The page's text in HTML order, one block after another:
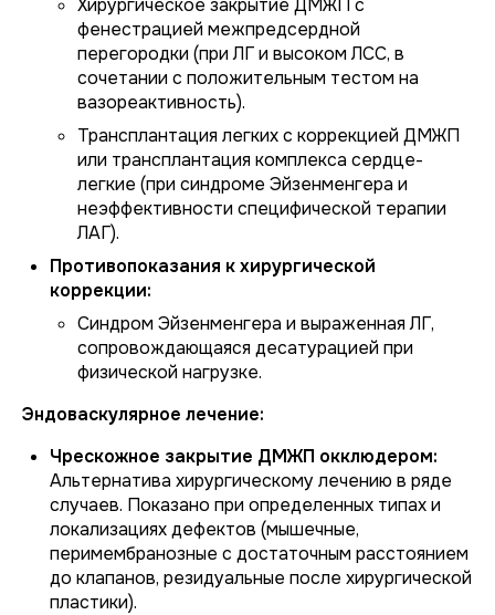
Хирургическое закрытие ДМЖП с
фенестрацией межпредсердной
перегородки (при ЛГ и высоком ЛСС, в
сочетании с положительным тестом на
вазореактивность).
Трансплантация легких с коррекцией ДМЖП
или трансплантация комплекса сердце-
легкие (при синдроме Эйзенменгера и
неэффективности специфической терапии
ЛАГ).
Противопоказания к хирургической
коррекции:
Синдром Эйзенменгера и выраженная ЛГ,
сопровождающаяся десатурацией при
физической нагрузке.
Эндоваскулярное лечение:
Чрескожное закрытие ДМЖП окклюдером:
Альтернатива хирургическому лечению в ряде
случаев. Показано при определенных типах и
локализациях дефектов (мышечные,
перимембранозные с достаточным расстоянием
до клапанов, резидуальные после хирургической
пластики).